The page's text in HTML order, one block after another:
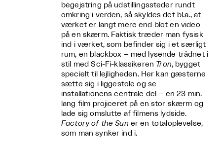
begejstring på udstillingssteder rundt
omkring i verden, så skyldes det bl.a., at
værket er langt mere end blot en video
på en skærm. Faktisk træder man fysisk
ind i værket, som befinder sig i et særligt
rum, en blackbox – med lysende trådnet i
stil med Sci-Fi-klassikeren Tron, bygget
specielt til lejligheden. Her kan gæsterne
sætte sig i liggestole og se
installationens centrale del – en 23 min.
lang film projiceret på en stor skærm og
lade sig omslutte af filmens lydside.
Factory of the Sun er en totaloplevelse,
som man synker ind i.